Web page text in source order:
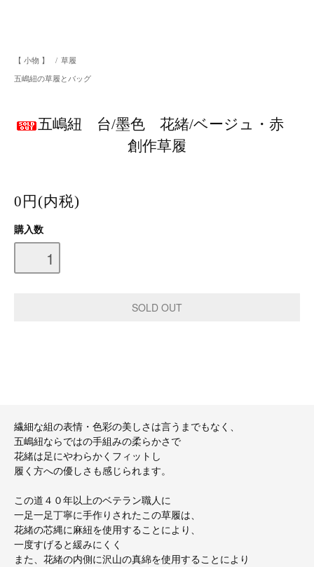
【 小物 】 / 草履
五嶋紐の草履とバッグ
五嶋紐 台/墨色 花緒/ベージュ・赤
創作草履
0円(内税)
購入数
繊細な組の表情・色彩の美しさは言うまでもなく、
五嶋紐ならではの手組みの柔らかさで
花緒は足にやわらかくフィットし
履く方への優しさも感じられます。
この道４０年以上のベテラン職人に
一足一足丁寧に手作りされたこの草履は、
花緒の芯縄に麻紐を使用することにより、
一度すげると緩みにくく
また、花緒の内側に沢山の真綿を使用することにより